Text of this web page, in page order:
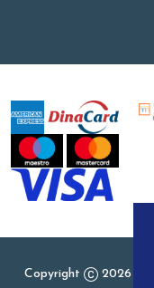
Copyright 2026